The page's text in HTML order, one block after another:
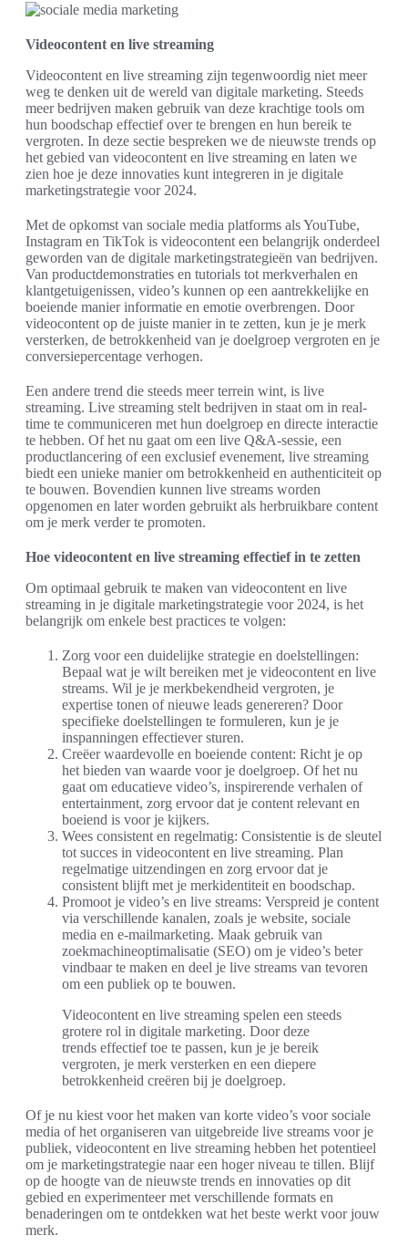
Videocontent en live streaming
Videocontent en live streaming zijn tegenwoordig niet meer
weg te denken uit de wereld van digitale marketing. Steeds
meer bedrijven maken gebruik van deze krachtige tools om
hun boodschap effectief over te brengen en hun bereik te
vergroten. In deze sectie bespreken we de nieuwste trends op
het gebied van videocontent en live streaming en laten we
zien hoe je deze innovaties kunt integreren in je digitale
marketingstrategie voor 2024.
Met de opkomst van sociale media platforms als YouTube,
Instagram en TikTok is videocontent een belangrijk onderdeel
geworden van de digitale marketingstrategieën van bedrijven.
Van productdemonstraties en tutorials tot merkverhalen en
klantgetuigenissen, video’s kunnen op een aantrekkelijke en
boeiende manier informatie en emotie overbrengen. Door
videocontent op de juiste manier in te zetten, kun je je merk
versterken, de betrokkenheid van je doelgroep vergroten en je
conversiepercentage verhogen.
Een andere trend die steeds meer terrein wint, is live
streaming. Live streaming stelt bedrijven in staat om in real-
time te communiceren met hun doelgroep en directe interactie
te hebben. Of het nu gaat om een live Q&A-sessie, een
productlancering of een exclusief evenement, live streaming
biedt een unieke manier om betrokkenheid en authenticiteit op
te bouwen. Bovendien kunnen live streams worden
opgenomen en later worden gebruikt als herbruikbare content
om je merk verder te promoten.
Hoe videocontent en live streaming effectief in te zetten
Om optimaal gebruik te maken van videocontent en live
streaming in je digitale marketingstrategie voor 2024, is het
belangrijk om enkele best practices te volgen:
Zorg voor een duidelijke strategie en doelstellingen:
Bepaal wat je wilt bereiken met je videocontent en live
streams. Wil je je merkbekendheid vergroten, je
expertise tonen of nieuwe leads genereren? Door
specifieke doelstellingen te formuleren, kun je je
inspanningen effectiever sturen.
Creëer waardevolle en boeiende content: Richt je op
het bieden van waarde voor je doelgroep. Of het nu
gaat om educatieve video’s, inspirerende verhalen of
entertainment, zorg ervoor dat je content relevant en
boeiend is voor je kijkers.
Wees consistent en regelmatig: Consistentie is de sleutel
tot succes in videocontent en live streaming. Plan
regelmatige uitzendingen en zorg ervoor dat je
consistent blijft met je merkidentiteit en boodschap.
Promoot je video’s en live streams: Verspreid je content
via verschillende kanalen, zoals je website, sociale
media en e-mailmarketing. Maak gebruik van
zoekmachineoptimalisatie (SEO) om je video’s beter
vindbaar te maken en deel je live streams van tevoren
om een publiek op te bouwen.
Videocontent en live streaming spelen een steeds
grotere rol in digitale marketing. Door deze
trends effectief toe te passen, kun je je bereik
vergroten, je merk versterken en een diepere
betrokkenheid creëren bij je doelgroep.
Of je nu kiest voor het maken van korte video’s voor sociale
media of het organiseren van uitgebreide live streams voor je
publiek, videocontent en live streaming hebben het potentieel
om je marketingstrategie naar een hoger niveau te tillen. Blijf
op de hoogte van de nieuwste trends en innovaties op dit
gebied en experimenteer met verschillende formats en
benaderingen om te ontdekken wat het beste werkt voor jouw
merk.